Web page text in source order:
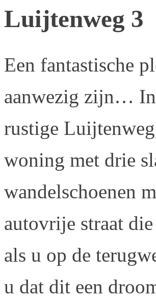
Luijtenweg 3
Een fantastische
aanwezig zijn… In
rustige
woning met drie
wandelschoenen
autovrije straat
als u op de
u dat dit een